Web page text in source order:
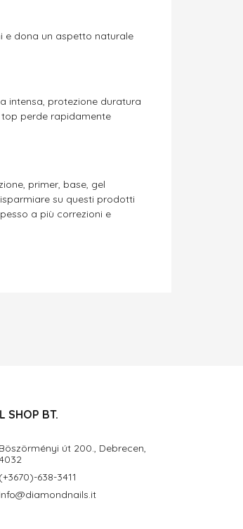
e dona un aspetto naturale
intensa, protezione duratura
perde rapidamente
primer, base, gel
su questi prodotti
a più correzioni e
SHOP BT.
Böszörményi út 200., Debrecen,
(+3670)-638-3411
info@diamondnails.it